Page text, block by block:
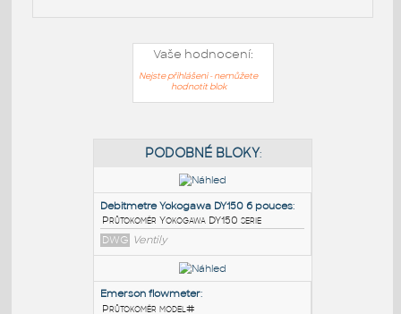
Vaše hodnocení:
Nejste přihlášeni - nemůžete
hodnotit blok
PODOBNÉ BLOKY